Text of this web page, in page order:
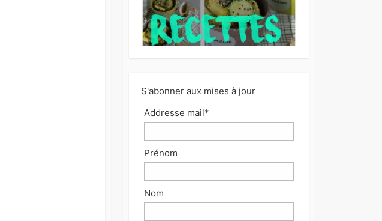
S'abonner aux mises à jour
Addresse mail*
Prénom
Nom